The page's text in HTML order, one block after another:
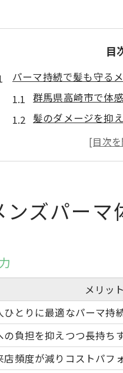
目
パーマ持続で髪も守る
群馬県高崎市で体
髪のダメージを抑
メンズパーマの持
持ちの違いが実感
髪質に合うメンズパー
髪質別メンズパーマ
髪質に合わせたパ
長持ちを叶えるス
ダメージを最小限に抑
ダメージ軽減メン
髪に優しいパーマ
ズパーマ
メリット
ひとりに最適なパーマ持
の負担を抑えつつ長持ち
店頻度が減りコストパフ